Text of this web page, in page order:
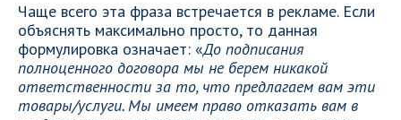
Чаще всего эта фраза встречается в рекламе. Если
объяснять максимально просто, то данная
формулировка означает: «До подписания
полноценного договора мы не берем никакой
ответственности за то, что предлагаем вам эти
товары/услуги. Мы имеем право отказать вам в